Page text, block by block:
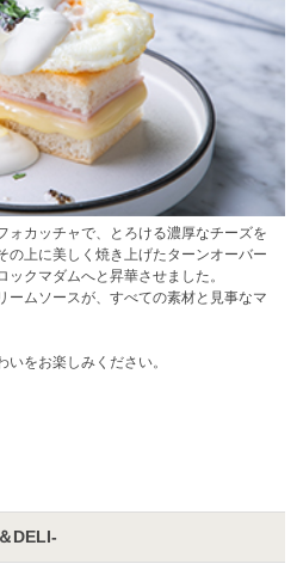
ォカッチャで、とろける濃厚なチーズを
の上に美しく焼き上げたターンオーバー
クマダムへと昇華させました。
ームソースが、すべての素材と見事なマ
をお楽しみください。
DELI-